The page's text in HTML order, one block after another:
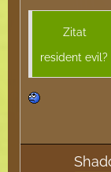
Zitat
resident evil?